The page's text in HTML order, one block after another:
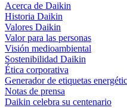
Acerca de Daikin
Historia Daikin
Valores Daikin
Valor para las personas
Visión medioambiental
Sostenibilidad Daikin
Ética corporativa
Generador de etiquetas
Notas de prensa
Daikin celebra su centenario